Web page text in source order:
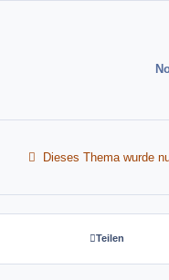
Dieses Thema wurde
Teilen